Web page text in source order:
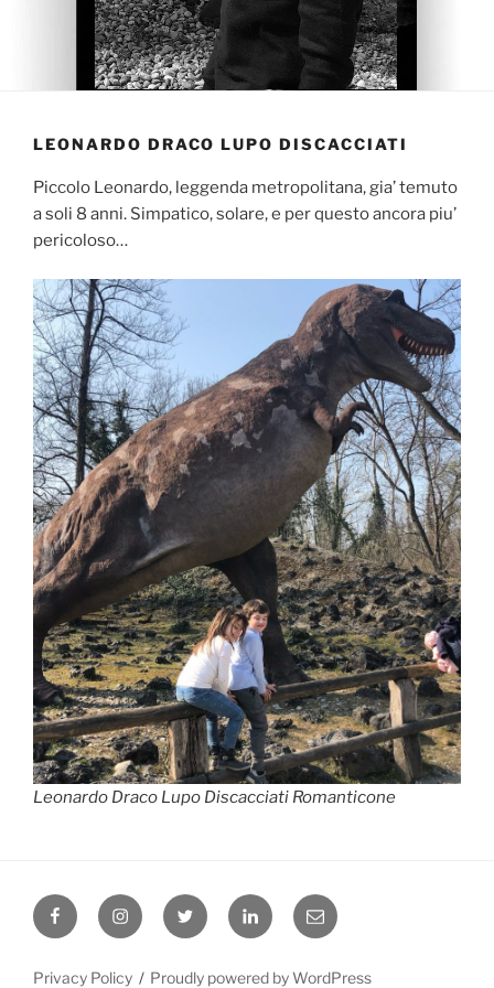
LEONARDO DRACO LUPO DISCACCIATI
Piccolo Leonardo, leggenda metropolitana, gia’ temuto
a soli 8 anni. Simpatico, solare, e per questo ancora piu’
pericoloso…
Leonardo Draco Lupo Discacciati Romanticone
FacebookInstagramTwitter LinkedinEmail
Us
Privacy Policy Proudly powered by WordPress